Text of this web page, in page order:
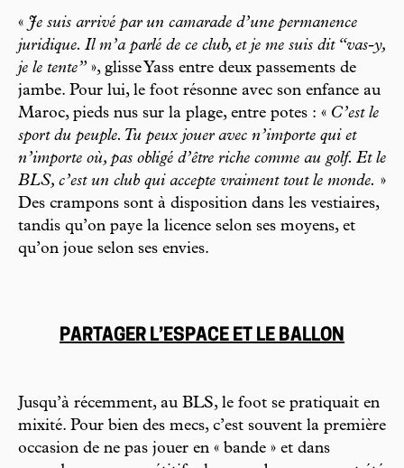
« Je suis arrivé par un camarade d’une permanence
juridique. Il m’a parlé de ce club, et je me suis dit “vas-y,
je le tente” », glisse Yass entre deux passements de
jambe. Pour lui, le foot résonne avec son enfance au
Maroc, pieds nus sur la plage, entre potes : « C’est le
sport du peuple. Tu peux jouer avec n’importe qui et
n’importe où, pas obligé d’être riche comme au golf. Et le
BLS, c’est un club qui accepte vraiment tout le monde. »
Des crampons sont à disposition dans les vestiaires,
tandis qu’on paye la licence selon ses moyens, et
qu’on joue selon ses envies.
PARTAGER L’ESPACE ET LE BALLON
Jusqu’à récemment, au BLS, le foot se pratiquait en
mixité. Pour bien des mecs, c’est souvent la première
occasion de ne pas jouer en « bande » et dans